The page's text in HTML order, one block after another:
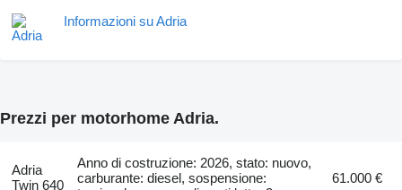
Informazioni su Adria
Prezzi per motorhome Adria.
Adria
Twin 640
Anno di costruzione: 2026, stato: nuovo,
carburante: diesel, sospensione:
61.000 €